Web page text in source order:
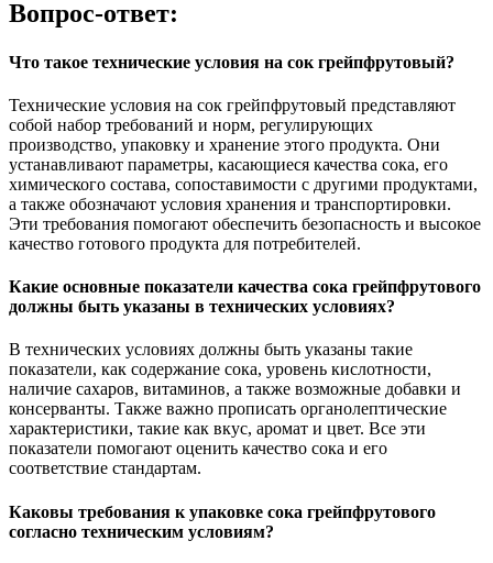
Вопрос-ответ:
Что такое технические условия на сок грейпфрутовый?
Технические условия на сок грейпфрутовый представляют
собой набор требований и норм, регулирующих
производство, упаковку и хранение этого продукта. Они
устанавливают параметры, касающиеся качества сока, его
химического состава, сопоставимости с другими продуктами,
а также обозначают условия хранения и транспортировки.
Эти требования помогают обеспечить безопасность и высокое
качество готового продукта для потребителей.
Какие основные показатели качества сока грейпфрутового
должны быть указаны в технических условиях?
В технических условиях должны быть указаны такие
показатели, как содержание сока, уровень кислотности,
наличие сахаров, витаминов, а также возможные добавки и
консерванты. Также важно прописать органолептические
характеристики, такие как вкус, аромат и цвет. Все эти
показатели помогают оценить качество сока и его
соответствие стандартам.
Каковы требования к упаковке сока грейпфрутового
согласно техническим условиям?